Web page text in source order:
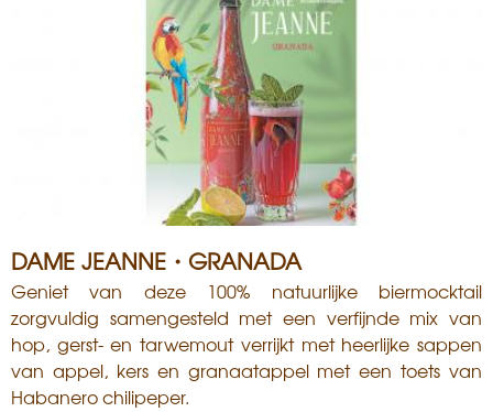
DAME JEANNE・GRANADA
Geniet van deze 100% natuurlijke biermocktail
zorgvuldig samengesteld met een verfijnde mix van
hop, gerst- en tarwemout verrijkt met heerlijke sappen
van appel, kers en granaatappel met een toets van
Habanero chilipeper.